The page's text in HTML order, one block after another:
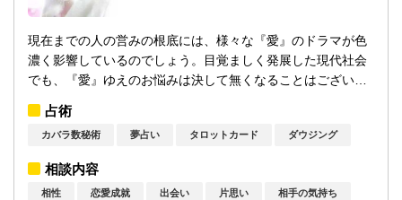
現在までの人の営みの根底には、様々な『愛』のドラマが色
濃く影響しているのでしょう。目覚ましく発展した現代社会
でも、『愛』ゆえのお悩みは決して無くなることはございま
占術
カバラ数秘術 夢占い タロットカード ダウジング
相談内容
相性 恋愛成就 出会い 片思い 相手の気持ち